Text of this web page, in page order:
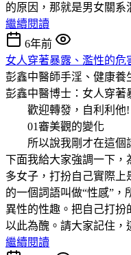
的原因，那就是男女關系
繼續閱讀
6年前
女人穿著暴露、濫性的危
彭鑫中醫師手淫、健康養
彭鑫中醫博士：女人穿著
歡迎轉發，自利利他!
01審美觀的變化
所以說我剛才在這個
下面我給大家強調一下，
多女子，打扮自己實際
的一個詞語叫做“性感”
異性的性趣。把自己打扮
以此為醜。請大家記住，
繼續閱讀